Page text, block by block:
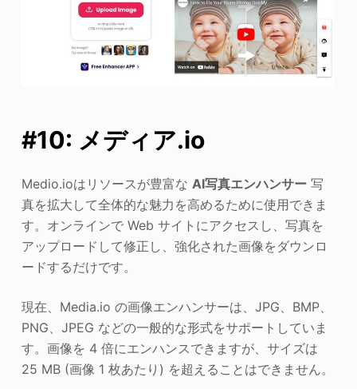
#10: メディア.io
Medio.ioはリソースが豊富な AI写真エンハンサー写
真を拡大して全体的な魅力を高めるために使用できま
す。オンラインで Web サイトにアクセスし、写真を
アップロードして修正し、強化された画像をダウンロ
ードするだけです。
現在、Media.io の画像エンハンサーは、JPG、BMP、
PNG、JPEG などの一般的な形式をサポートしていま
す。画像を 4 倍にエンハンスできますが、サイズは
25 MB (画像 1 枚あたり) を超えることはできません。